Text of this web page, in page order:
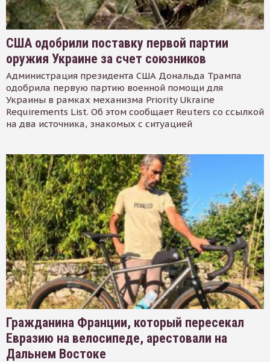
США одобрили поставку первой партии
оружия Украине за счет союзников
Администрация президента США Дональда Трампа
одобрила первую партию военной помощи для
Украины в рамках механизма Priority Ukraine
Requirements List. Об этом сообщает Reuters со ссылкой
на два источника, знакомых с ситуацией
Гражданина Франции, который пересекал
Евразию на велосипеде, арестовали на
Дальнем Востоке